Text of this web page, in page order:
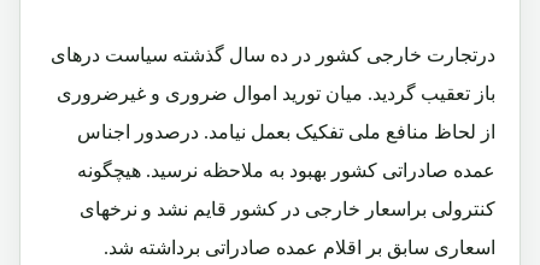
درتجارت خارجی کشور در ده سال گذشته سیاست درهای
باز تعقیب گردید. میان تورید اموال ضروری و غیرضروری
از لحاظ منافع ملی تفکیک بعمل نیامد. درصدور اجناس
عمده صادراتی کشور بهبود به ملاحظه نرسید. هیچگونه
کنترولی براسعار خارجی در کشور قایم نشد و نرخهای
اسعاری سابق بر اقلام عمده صادراتی برداشته شد.